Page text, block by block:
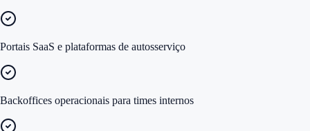
Portais SaaS e plataformas de autosserviço
Backoffices operacionais para times internos